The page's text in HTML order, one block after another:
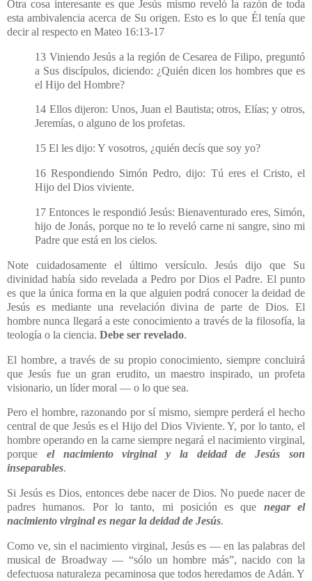
Otra cosa interesante es que Jesús mismo reveló la razón de toda
esta ambivalencia acerca de Su origen. Esto es lo que Él tenía que
decir al respecto en Mateo 16:13-17
13 Viniendo Jesús a la región de Cesarea de Filipo, preguntó
a Sus discípulos, diciendo: ¿Quién dicen los hombres que es
el Hijo del Hombre?
14 Ellos dijeron: Unos, Juan el Bautista; otros, Elías; y otros,
Jeremías, o alguno de los profetas.
15 El les dijo: Y vosotros, ¿quién decís que soy yo?
16 Respondiendo Simón Pedro, dijo: Tú eres el Cristo, el
Hijo del Dios viviente.
17 Entonces le respondió Jesús: Bienaventurado eres, Simón,
hijo de Jonás, porque no te lo reveló carne ni sangre, sino mi
Padre que está en los cielos.
Note cuidadosamente el último versículo. Jesús dijo que Su
divinidad había sido revelada a Pedro por Dios el Padre. El punto
es que la única forma en la que alguien podrá conocer la deidad de
Jesús es mediante una revelación divina de parte de Dios. El
hombre nunca llegará a este conocimiento a través de la filosofía, la
teología o la ciencia. Debe ser revelado.
El hombre, a través de su propio conocimiento, siempre concluirá
que Jesús fue un gran erudito, un maestro inspirado, un profeta
visionario, un líder moral — o lo que sea.
Pero el hombre, razonando por sí mismo, siempre perderá el hecho
central de que Jesús es el Hijo del Dios Viviente. Y, por lo tanto, el
hombre operando en la carne siempre negará el nacimiento virginal,
porque el nacimiento virginal y la deidad de Jesús son
inseparables.
Si Jesús es Dios, entonces debe nacer de Dios. No puede nacer de
padres humanos. Por lo tanto, mi posición es que negar el
nacimiento virginal es negar la deidad de Jesús.
Como ve, sin el nacimiento virginal, Jesús es — en las palabras del
musical de Broadway — “sólo un hombre más”, nacido con la
defectuosa naturaleza pecaminosa que todos heredamos de Adán. Y